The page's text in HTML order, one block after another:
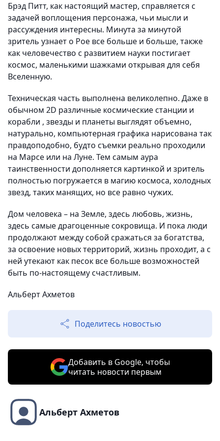
Брэд Питт, как настоящий мастер, справляется с
задачей воплощения персонажа, чьи мысли и
рассуждения интересны. Минута за минутой
зритель узнает о Рое все больше и больше, также
как человечество с развитием науки постигает
космос, маленькими шажками открывая для себя
Вселенную.
Техническая часть выполнена великолепно. Даже в
обычном 2D различные космические станции и
корабли , звезды и планеты выглядят объемно,
натурально, компьютерная графика нарисована так
правдоподобно, будто съемки реально проходили
на Марсе или на Луне. Тем самым аура
таинственности дополняется картинкой и зритель
полностью погружается в магию космоса, холодных
звезд, таких манящих, но все равно чужих.
Дом человека – на Земле, здесь любовь, жизнь,
здесь самые драгоценные сокровища. И пока люди
продолжают между собой сражаться за богатства,
за освоение новых территорий, жизнь проходит, а с
ней утекают как песок все больше возможностей
быть по-настоящему счастливым.
Альберт Ахметов
Поделитесь новостью
Добавить в Google, чтобы
читать новости первым
Альберт Ахметов